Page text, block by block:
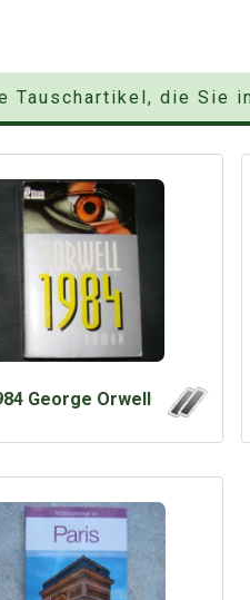
Tauschartikel, die Sie
George Orwell